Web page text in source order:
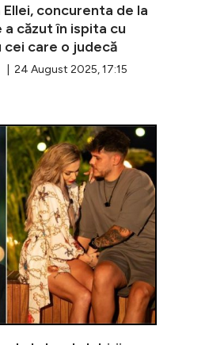
concurenta de la
a căzut în ispita cu
care o judecă
| 24 August 2025, 17:15
Bianca, acuzată că e
Teo, prins